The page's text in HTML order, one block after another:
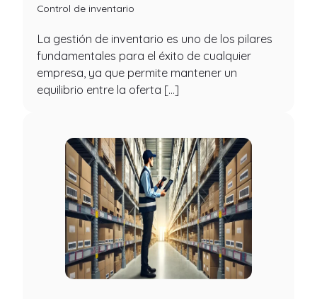
Control de inventario
La gestión de inventario es uno de los pilares
fundamentales para el éxito de cualquier
empresa, ya que permite mantener un
equilibrio entre la oferta […]